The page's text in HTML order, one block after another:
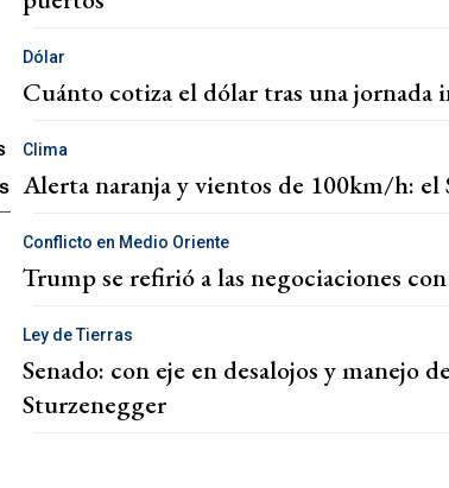
Dólar
Cuánto cotiza el dólar tras una jornada
Clima
Alerta naranja y vientos de 100km/h:
Conflicto en Medio Oriente
Trump se refirió a las negociaciones
Ley de Tierras
Senado: con eje en desalojos y manejo
Sturzenegger